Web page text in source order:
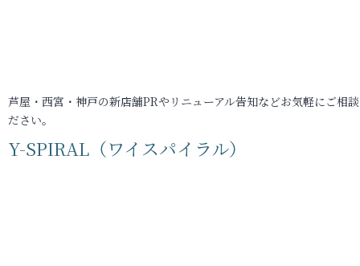
芦屋・西宮・神戸の新店舗PRやリニューアル告知などお気軽にご相
ださい。
Y-SPIRAL（ワイスパイラル）